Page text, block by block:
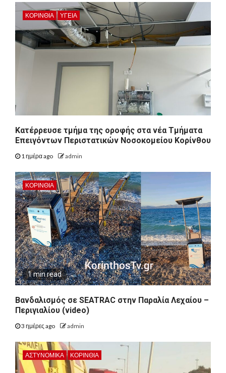
ΚΟΡΙΝΘΊΑ ΥΓΕΙΑ
Kατέρρευσε τμήμα της οροφής στα νέα Τμήματα
Επειγόντων Περιστατικών Νοσοκομείου Κορίνθου
1 ημέρα ago admin
ΚΟΡΙΝΘΊΑ
1 min read
Βανδαλισμός σε SEATRAC στην Παραλία Λεχαίου –
Περιγιαλίου (video)
3 ημέρες ago admin
ΑΣΤΥΝΟΜΙΚΑ ΚΟΡΙΝΘΊΑ